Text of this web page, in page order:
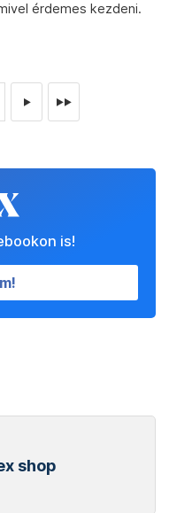
érdemes kezdeni.
► ►►
is!
shop